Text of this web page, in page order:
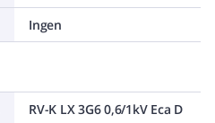
Ingen
RV-K LX 3G6 0,6/1kV Eca D